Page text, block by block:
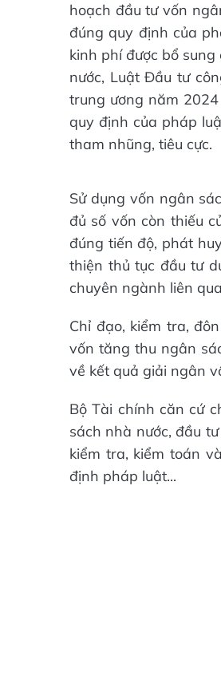
hoạch đầu tư vốn
đúng quy định của
kinh phí được bổ
nước, Luật Đầu tư
trung ương năm
quy định của pháp
tham nhũng, tiêu cực.
Sử dụng vốn ngân
đủ số vốn còn thiếu
đúng tiến độ, phát
thiện thủ tục đầu tư
chuyên ngành liên
Chỉ đạo, kiểm tra,
vốn tăng thu ngân
về kết quả giải ngân
Bộ Tài chính căn cứ
sách nhà nước, đầu
kiểm tra, kiểm toán
định pháp luật...